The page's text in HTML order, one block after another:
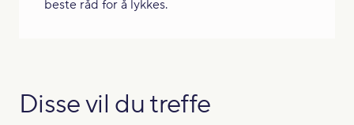
beste råd for å lykkes.
Disse vil du treffe